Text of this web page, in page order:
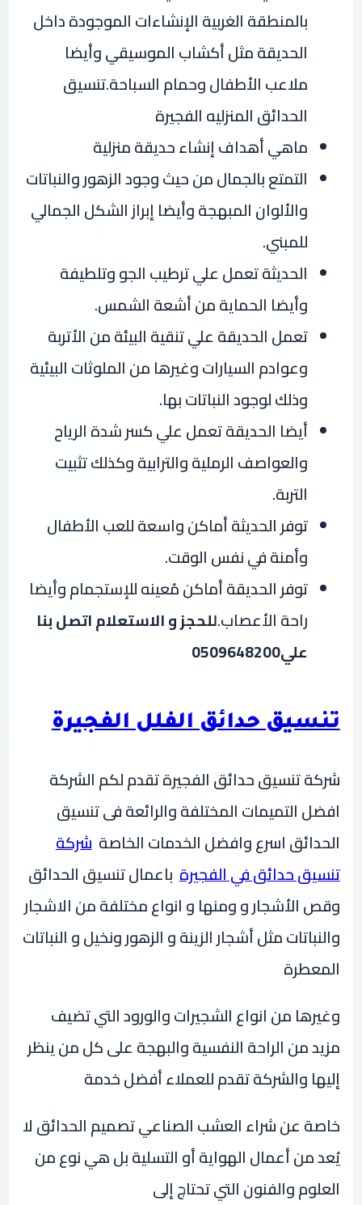
بالمنطقة الغربية الإنشاءات الموجودة داخل
الحديقة مثل أكشاب الموسيقي وأيضا
ملاعب الأطفال وحمام السباحة.تنسيق
الحدائق المنزليه الفجيرة
ماهي أهداف إنشاء حديقة منزلية
التمتع بالجمال من حيث وجود الزهور والنباتات
والألوان المبهجة وأيضا إبراز الشكل الجمالي
للمبني.
الحديثة تعمل علي ترطيب الجو وتلطيفة
وأيضا الحماية من أشعة الشمس.
تعمل الحديقة علي تنقية البيئة من الأتربة
وعوادم السيارات وغيرها من الملوثات البيئية
وذلك لوجود النباتات بها.
أيضا الحديقة تعمل علي كسر شدة الرياح
والعواصف الرملية والترابية وكذلك تثبيت
التربة.
توفر الحديثة أماكن واسعة للعب الأطفال
وأمنة في نفس الوقت.
توفر الحديقة أماكن مُعينه للإستجمام وأيضا
راحة الأعصاب.للحجز و الاستعلام اتصل بنا
علي0509648200
تنسيق حدائق الفلل الفجيرة
شركة تنسيق حدائق الفجيرة تقدم لكم الشركة
افضل التميمات المختلفة والرائعة فى تنسيق
الحدائق اسرع وافضل الخدمات الخاصةشركة
تنسيق حدائق في الفجيرةباعمال تنسيق الحدائق
وقص الأشجار و ومنها و انواع مختلفة من الاشجار
والنباتات مثل أشجار الزينة و الزهور ونخيل و النباتات
المعطرة
وغيرها من انواع الشجيرات والورود التي تضيف
مزيد من الراحة النفسية والبهجة على كل من ينظر
إليها والشركة تقدم للعملاء أفضل خدمة
خاصة عن شراء العشب الصناعي تصميم الحدائق لا
يُعد من أعمال الهواية أو التسلية بل هي نوع من
العلوم والفنون التي تحتاج إلى